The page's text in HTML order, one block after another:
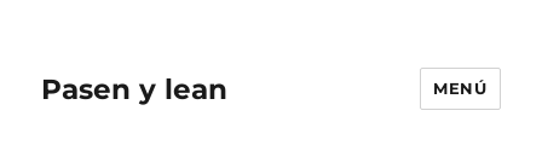
Pasen y lean MENÚ